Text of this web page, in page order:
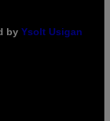
by Ysolt Usigan